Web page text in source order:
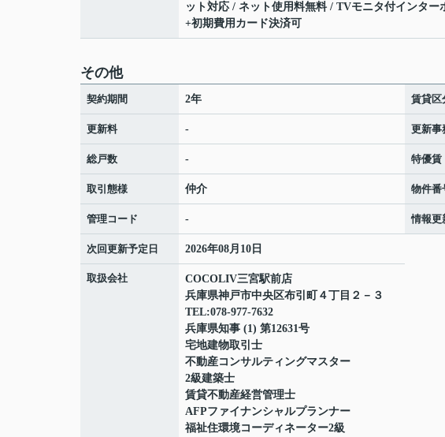
ット対応 / ネット使用料無料 / TVモニタ付インタ
+初期費用カード決済可
その他
契約期間 2年 賃貸区
更新料 - 更新事
総戸数 - 特優賃
取引態様 仲介 物件番
管理コード - 情報更
次回更新予定日 2026年08月10日
取扱会社
COCOLIV三宮駅前店
兵庫県神戸市中央区布引町４丁目２－３
TEL:078-977-7632
兵庫県知事 (1) 第12631号
宅地建物取引士
不動産コンサルティングマスター
2級建築士
賃貸不動産経営管理士
AFPファイナンシャルプランナー
福祉住環境コーディネーター2級